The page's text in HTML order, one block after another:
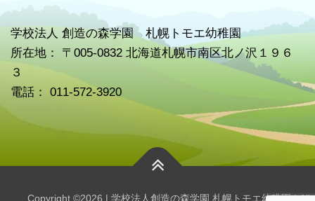
学校法人 創造の森学園 札幌トモエ幼稚園
所在地： 〒005-0832 北海道札幌市南区北ノ沢１９６
３
電話： 011-572-3920
Copyright ©2026 | 学校法人創造の森学園 札幌トモエ幼稚園 | All